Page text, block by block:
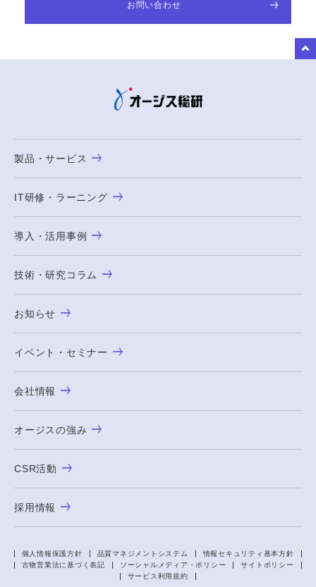
お問い合わせ
製品・サービス
IT研修・ラーニング
導入・活用事例
技術・研究コラム
お知らせ
イベント・セミナー
会社情報
オージスの強み
CSR活動
採用情報
個人情報保護方針 品質マネジメントシステム
情報セキュリティ基本方針
古物営業法に基づく表記
ソーシャルメディア・ポリシー
サイトポリシー
サービス利用規約